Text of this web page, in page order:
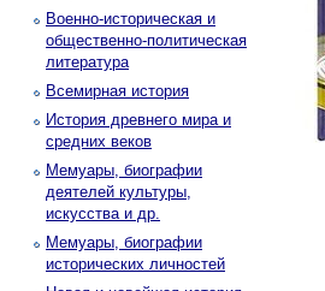
Военно-историческая и
общественно-политическая
литература
Всемирная история
История древнего мира и
средних веков
Мемуары, биографии
деятелей культуры,
искусства и др.
Мемуары, биографии
исторических личностей